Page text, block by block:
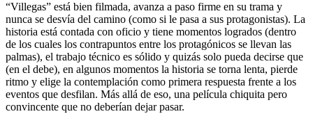
“Villegas” está bien filmada, avanza a paso firme en su trama y
nunca se desvía del camino (como si le pasa a sus protagonistas). La
historia está contada con oficio y tiene momentos logrados (dentro
de los cuales los contrapuntos entre los protagónicos se llevan las
palmas), el trabajo técnico es sólido y quizás solo pueda decirse que
(en el debe), en algunos momentos la historia se torna lenta, pierde
ritmo y elige la contemplación como primera respuesta frente a los
eventos que desfilan. Más allá de eso, una película chiquita pero
convincente que no deberían dejar pasar.